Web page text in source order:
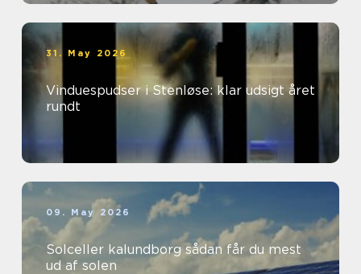
31. May 2026
Vinduespudser i Stenløse: klar udsigt året
rundt
09. May 2026
Solceller kalundborg sådan får du mest
ud af solen